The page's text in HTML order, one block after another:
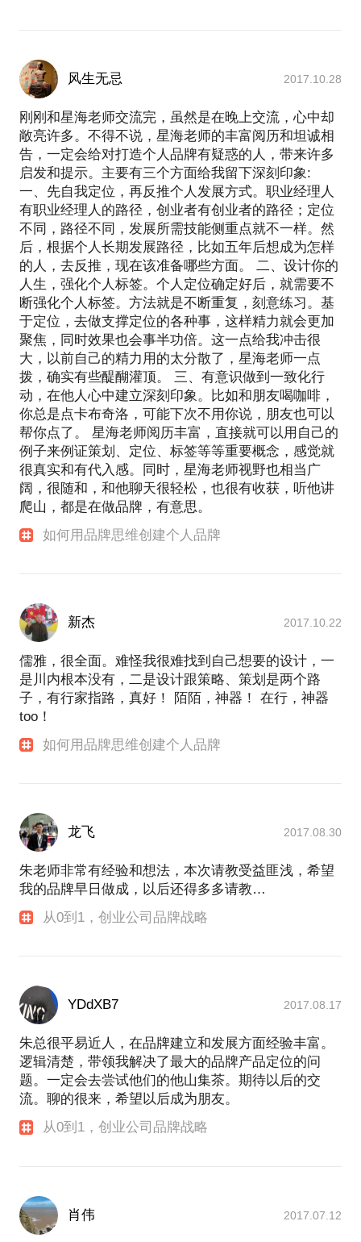
风生无忌 2017.10.28
刚刚和星海老师交流完，虽然是在晚上交流，心中却
敞亮许多。不得不说，星海老师的丰富阅历和坦诚相
告，一定会给对打造个人品牌有疑惑的人，带来许多
启发和提示。主要有三个方面给我留下深刻印象:
一、先自我定位，再反推个人发展方式。职业经理人
有职业经理人的路径，创业者有创业者的路径；定位
不同，路径不同，发展所需技能侧重点就不一样。然
后，根据个人长期发展路径，比如五年后想成为怎样
的人，去反推，现在该准备哪些方面。 二、设计你的
人生，强化个人标签。个人定位确定好后，就需要不
断强化个人标签。方法就是不断重复，刻意练习。基
于定位，去做支撑定位的各种事，这样精力就会更加
聚焦，同时效果也会事半功倍。这一点给我冲击很
大，以前自己的精力用的太分散了，星海老师一点
拨，确实有些醍醐灌顶。 三、有意识做到一致化行
动，在他人心中建立深刻印象。比如和朋友喝咖啡，
你总是点卡布奇洛，可能下次不用你说，朋友也可以
帮你点了。 星海老师阅历丰富，直接就可以用自己的
例子来例证策划、定位、标签等等重要概念，感觉就
很真实和有代入感。同时，星海老师视野也相当广
阔，很随和，和他聊天很轻松，也很有收获，听他讲
爬山，都是在做品牌，有意思。
如何用品牌思维创建个人品牌
新杰 2017.10.22
儒雅，很全面。难怪我很难找到自己想要的设计，一
是川内根本没有，二是设计跟策略、策划是两个路
子，有行家指路，真好！ 陌陌，神器！ 在行，神器
too！
如何用品牌思维创建个人品牌
龙飞 2017.08.30
朱老师非常有经验和想法，本次请教受益匪浅，希望
我的品牌早日做成，以后还得多多请教…
从0到1，创业公司品牌战略
YDdXB7 2017.08.17
朱总很平易近人，在品牌建立和发展方面经验丰富。
逻辑清楚，带领我解决了最大的品牌产品定位的问
题。一定会去尝试他们的他山集茶。期待以后的交
流。聊的很来，希望以后成为朋友。
从0到1，创业公司品牌战略
肖伟 2017.07.12